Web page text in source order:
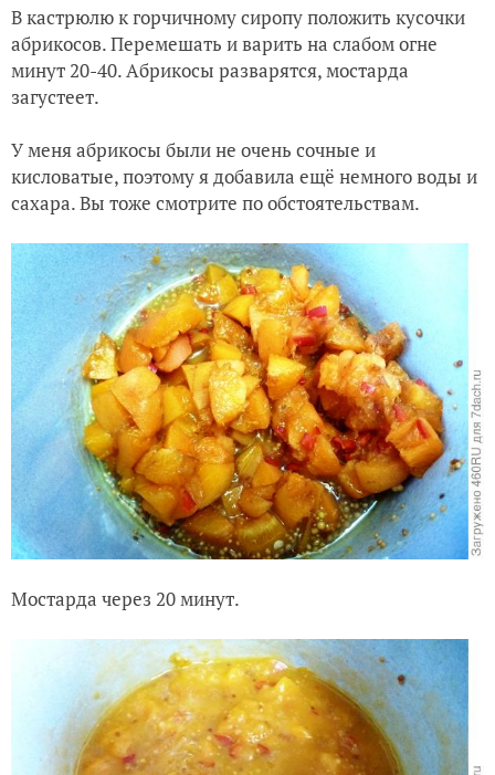
В кастрюлю к горчичному сиропу положить кусочки
абрикосов. Перемешать и варить на слабом огне
минут 20-40. Абрикосы разварятся, мостарда
загустеет.
У меня абрикосы были не очень сочные и
кисловатые, поэтому я добавила ещё немного воды и
сахара. Вы тоже смотрите по обстоятельствам.
Мостарда через 20 минут.